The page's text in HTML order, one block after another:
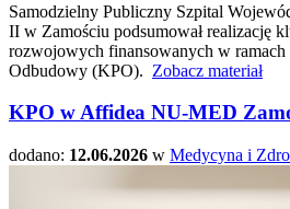
Samodzielny Publiczny Szpital
II w Zamościu podsumował realizację
rozwojowych finansowanych w
Odbudowy (KPO). Zobacz materiał
KPO w Affidea NU-MED
dodano: 12.06.2026 w Medycyna i